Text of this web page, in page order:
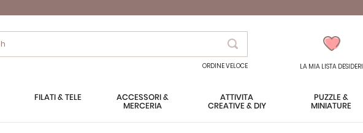
Search
ORDINE VELOCE LA MIA LISTA DESIDERI
FILATI & TELE
ACCESSORI &
MERCERIA
ATTIVITÀ
CREATIVE & DIY
PUZZLE &
MINIATURE